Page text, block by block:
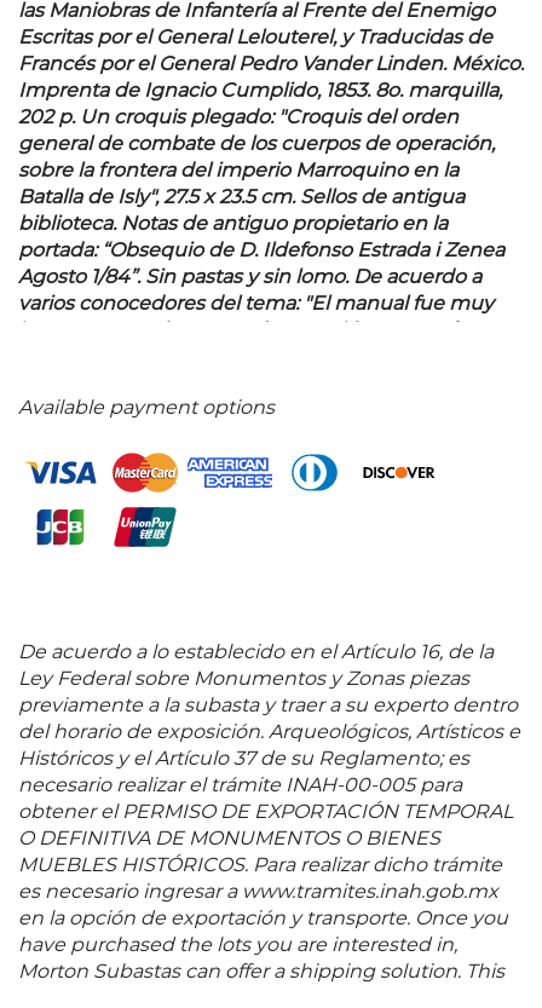
las Maniobras de Infantería al Frente del Enemigo
Escritas por el General Lelouterel, y Traducidas de
Francés por el General Pedro Vander Linden.México:
Imprenta de Ignacio Cumplido, 1853. 8o. marquilla,
202 p. Un croquis plegado: "Croquis del orden
general de combate de los cuerpos de operación,
sobre la frontera del imperio Marroquino en la
Batalla de Isly", 27.5 x 23.5 cm. Sellos de antigua
biblioteca. Notas de antiguo propietario en la
portada: “Obsequio de D. Ildefonso Estrada i Zenea
Agosto 1/84”. Sin pastas y sin lomo. De acuerdo a
varios conocedores del tema: "El manual fue muy
Pedro Vander Linden fue un importante médico
Universidad de Guadalajara y sirvió al Ejército
Mexicano el cual se caracterizó por modernizar su
servicio sanitario y reorganizar el cuerpo médico.
Available payment options
De acuerdo a lo establecido en el Artículo 16, de la
Ley Federal sobre Monumentos y Zonas piezas
previamente a la subasta y traer a su experto dentro
del horario de exposición. Arqueológicos, Artísticos e
Históricos y el Artículo 37 de su Reglamento; es
necesario realizar el trámite INAH-00-005 para
obtener el PERMISO DE EXPORTACIÓN TEMPORAL
O DEFINITIVA DE MONUMENTOS O BIENES
MUEBLES HISTÓRICOS. Para realizar dicho trámite
es necesario ingresar a www.tramites.inah.gob.mx
en la opción de exportación y transporte. Once you
have purchased the lots you are interested in,
Morton Subastas can offer a shipping solution. This